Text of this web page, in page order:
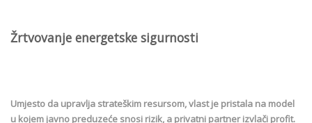
Žrtvovanje energetske sigurnosti
Umjesto da upravlja strateškim resursom, vlast je pristala na model
u kojem javno preduzeće snosi rizik, a privatni partner izvlači profit.